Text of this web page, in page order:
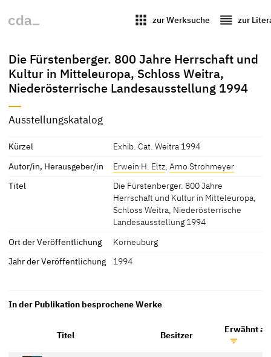
apps zur Werksuche reorder zur
Die Fürstenberger. 800 Jahre Herrschaft und
Kultur in Mitteleuropa, Schloss Weitra,
Niederösterrische Landesausstellung 1994
Ausstellungskatalog
Kürzel
Exhib. Cat. Weitra 1994
Autor/in, Herausgeber/in
Erwein H. Eltz,Arno Strohmeyer
Titel
Die Fürstenberger. 800 Jahre
Herrschaft und Kultur in Mitteleuropa,
Schloss Weitra, Niederösterrische
Landesausstellung 1994
Ort der Veröffentlichung
Korneuburg
Jahr der Veröffentlichung
1994
In der Publikation besprochene Werke
Titel Besitzer
Erwähnt